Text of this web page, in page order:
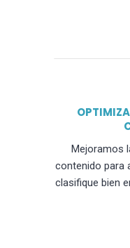
Mejoramos
contenido para
clasifique bien